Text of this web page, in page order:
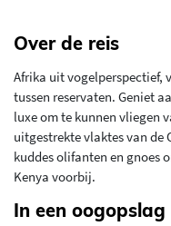
Over de reis
Afrika uit vogelperspectief,
tussen reservaten. Geniet
luxe om te kunnen vliegen
uitgestrekte vlaktes van de
kuddes olifanten en gnoes
Kenya voorbij.
In een oogopslag